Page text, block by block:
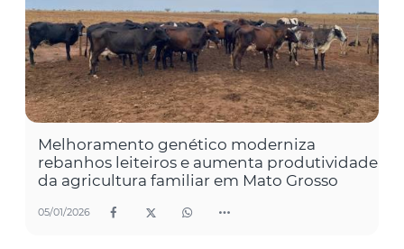
Melhoramento genético moderniza
rebanhos leiteiros e aumenta produtividade
da agricultura familiar em Mato Grosso
05/01/2026